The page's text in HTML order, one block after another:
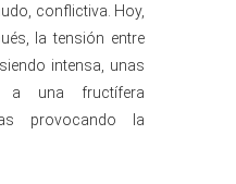
conflictiva. Hoy,
la tensión entre
intensa, unas
a una fructífera
provocando la